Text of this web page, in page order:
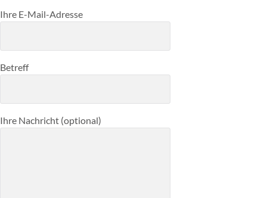
Ihre E-Mail-Adresse
Betreff
Ihre Nachricht (optional)